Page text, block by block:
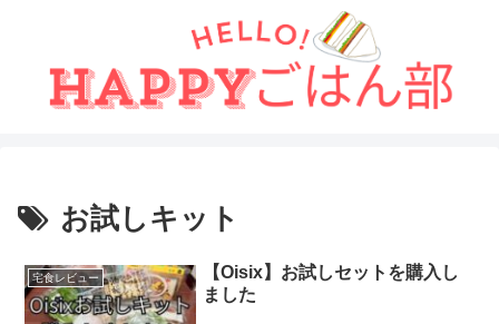
お試しキット
宅食レビュー
【Oisix】お試しセットを購入し
ました